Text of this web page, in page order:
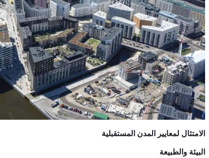
الامتثال لمعايير المدن المستقبلية
البيئة والطبيعة